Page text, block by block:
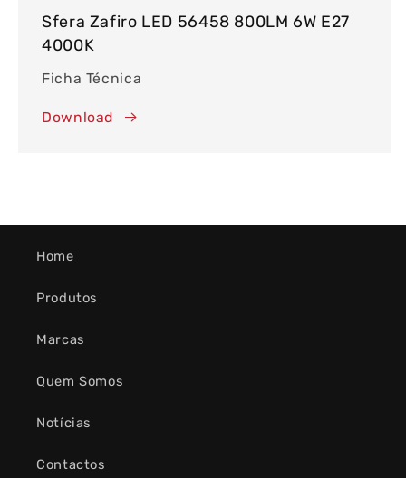
Sfera Zafiro LED 56458 800LM 6W E27
4000K
Ficha Técnica
Download
Home
Produtos
Marcas
Quem Somos
Notícias
Contactos